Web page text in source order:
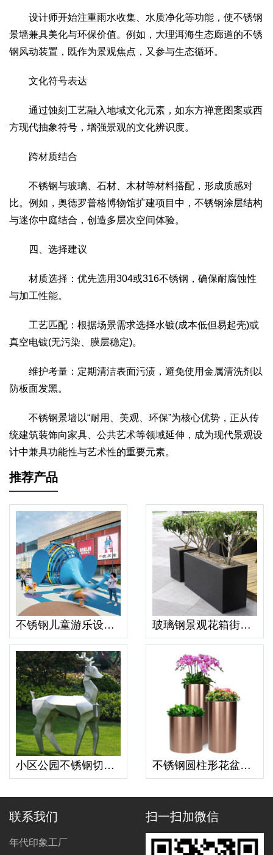
设计师开始注重雨水收集、水质净化等功能，使不锈钢
景墙兼具美化与环保价值。例如，大理洱海生态廊道的不锈
钢风动装置，既作为景观焦点，又参与生态循环。
文化符号表达
通过蚀刻工艺融入地域文化元素，如东方禅意图案或西
方现代抽象符号，增强景观的文化辨识度。
跨材质结合
不锈钢与玻璃、石材、木材等材料搭配，形成质感对
比。例如，奥德罗普格博物馆扩建项目中，不锈钢涂层结构
与迷你中庭结合，创造多层次空间体验。
四、选择建议
材质选择：优先选用304或316不锈钢，确保耐腐蚀性
与加工性能。
工艺匹配：根据场景需求选择水镀(成本低但易起壳)或
真空电镀(无污染、膜层稳定)。
维护考量：定期清洁表面污渍，避免使用金属清洗剂以
防板面发黑。
不锈钢景墙以“耐用、美观、环保”为核心优势，正从传
统建筑装饰向家具、公共艺术等领域延伸，成为现代景观设
计中兼具功能性与艺术性的重要元素。
推荐产品
不锈钢儿童游乐设备大象滑梯造型 玻璃钢景观花箱街区市政绿化花盆定制
小区公园不锈钢切面鹿雕塑动物造型摆件 不锈钢圆柱形花盆创意艺术花钵组合
联系我们
年代印象工厂
扫一扫加微信